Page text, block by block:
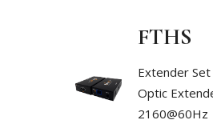
FTHS
Extender
Optic
2160@60Hz